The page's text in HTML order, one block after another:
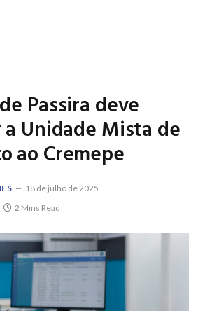
Passira deve
Unidade Mista de
ao Cremepe
18 de julho de 2025
2 Mins Read